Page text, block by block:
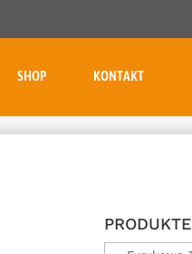
SHOP KONTAKT
PRODUKTE